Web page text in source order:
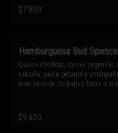
* Los ingredientes no son
Sólo puedes solicitar eliminar un
$7.800
Hamburguesa Bud
Queso cheddar, tocino, pepinillo,
cebolla, salsa picante y
mini porción de papas fritas o
* Los ingredientes no son
Sólo puedes solicitar eliminar un
$9.600